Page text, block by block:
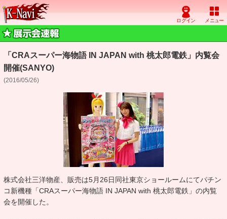
「CRAスーパー海物語 IN JAPAN with 桃太郎電鉄」内覧会
開催(SANYO)
(2016/05/26)
株式会社三洋物産、販売は5月26日同社東京ショールームにてパチン
コ新機種「CRAスーパー海物語 IN JAPAN with 桃太郎電鉄」の内覧
会を開催した。